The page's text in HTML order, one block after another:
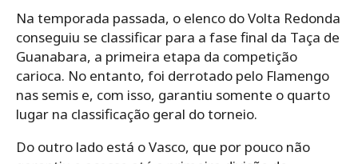
Na temporada passada, o elenco do Volta Redonda
conseguiu se classificar para a fase final da Taça de
Guanabara, a primeira etapa da competição
carioca. No entanto, foi derrotado pelo Flamengo
nas semis e, com isso, garantiu somente o quarto
lugar na classificação geral do torneio.
Do outro lado está o Vasco, que por pouco não